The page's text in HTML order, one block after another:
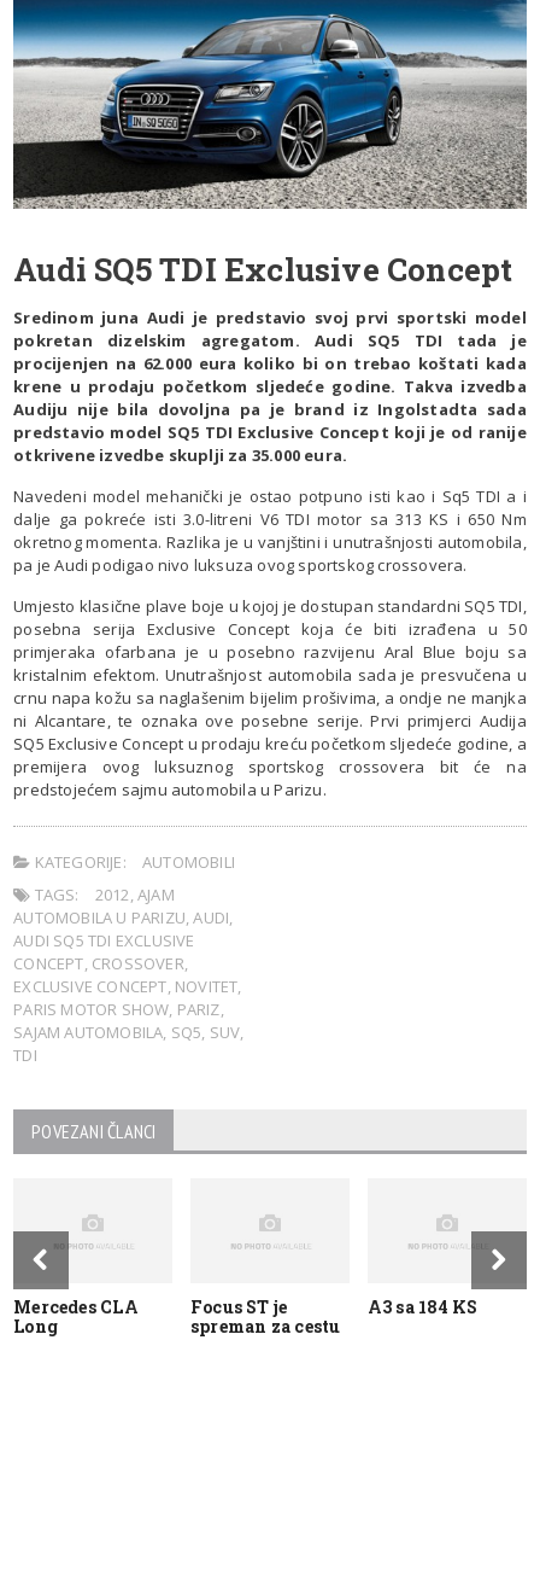
Audi SQ5 TDI Exclusive Concept
Sredinom juna Audi je predstavio svoj prvi sportski model
pokretan dizelskim agregatom. Audi SQ5 TDI tada je
procijenjen na 62.000 eura koliko bi on trebao koštati kada
krene u prodaju početkom sljedeće godine. Takva izvedba
Audiju nije bila dovoljna pa je brand iz Ingolstadta sada
predstavio model SQ5 TDI Exclusive Concept koji je od ranije
otkrivene izvedbe skuplji za 35.000 eura.
Navedeni model mehanički je ostao potpuno isti kao i Sq5 TDI a i
dalje ga pokreće isti 3.0-litreni V6 TDI motor sa 313 KS i 650 Nm
okretnog momenta. Razlika je u vanjštini i unutrašnjosti automobila,
pa je Audi podigao nivo luksuza ovog sportskog crossovera.
Umjesto klasične plave boje u kojoj je dostupan standardni SQ5 TDI,
posebna serija Exclusive Concept koja će biti izrađena u 50
primjeraka ofarbana je u posebno razvijenu Aral Blue boju sa
kristalnim efektom. Unutrašnjost automobila sada je presvučena u
crnu napa kožu sa naglašenim bijelim prošivima, a ondje ne manjka
ni Alcantare, te oznaka ove posebne serije. Prvi primjerci Audija
SQ5 Exclusive Concept u prodaju kreću početkom sljedeće godine, a
premijera ovog luksuznog sportskog crossovera bit će na
predstojećem sajmu automobila u Parizu.
KATEGORIJE:
AUTOMOBILI
TAGS:
2012,AJAM
AUTOMOBILA U PARIZU,AUDI,
AUDI SQ5 TDI EXCLUSIVE
CONCEPT, CROSSOVER,
EXCLUSIVE CONCEPT, NOVITET,
PARIS MOTOR SHOW, PARIZ,
SAJAM AUTOMOBILA, SQ5, SUV,
TDI
POVEZANI ČLANCI
Mercedes CLA
Long
Focus ST je
spreman za cestu
A3 sa 184 KS